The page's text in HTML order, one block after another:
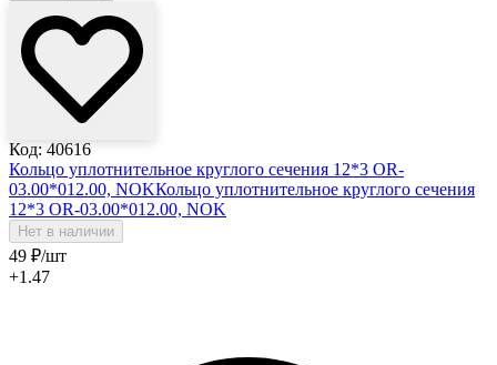
Код: 40616
Кольцо уплотнительное круглого сечения 12*3 OR-
03.00*012.00, NOKКольцо уплотнительное круглого сечения
12*3 OR-03.00*012.00, NOK
Нет в наличии
49 ₽/шт
+1.47